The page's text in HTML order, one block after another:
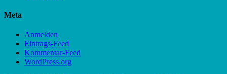
Meta
Anmelden
Eintrags-Feed
Kommentar-Feed
WordPress.org